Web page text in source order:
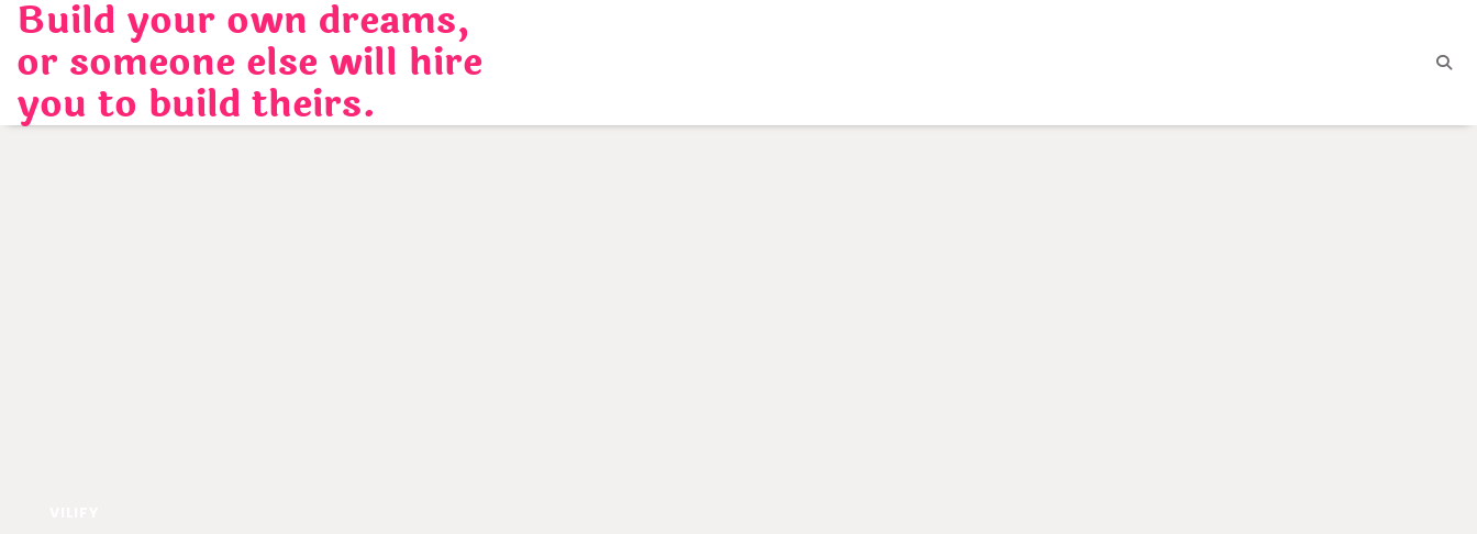
Skip
content
Build your own dreams,
or someone else will hire
you to build theirs.